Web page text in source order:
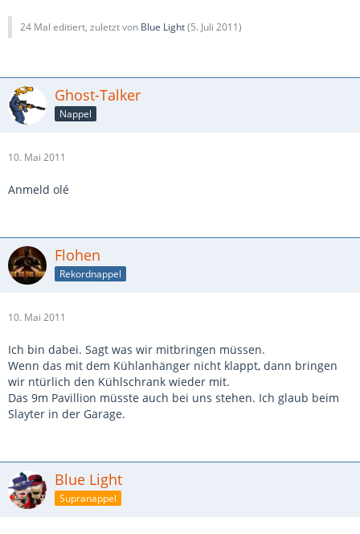
24 Mal editiert, zuletzt von Blue Light(5. Juli 2011)
Ghost-Talker
Nappel
10. Mai 2011
Anmeld olé
Flohen
Rekordnappel
10. Mai 2011
Ich bin dabei. Sagt was wir mitbringen müssen.
Wenn das mit dem Kühlanhänger nicht klappt, dann bringen
wir ntürlich den Kühlschrank wieder mit.
Das 9m Pavillion müsste auch bei uns stehen. Ich glaub beim
Slayter in der Garage.
Blue Light
Supranappel